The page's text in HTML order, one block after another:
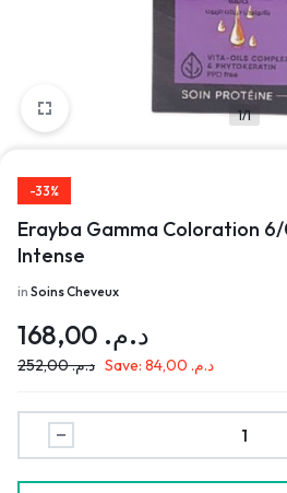
1/1
-33%
Erayba Gamma Coloration
Intense
in Soins Cheveux
د.م.
د.م.252,00 Save: د.م.